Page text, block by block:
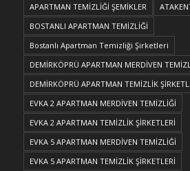
APARTMAN TEMİZLİĞİ ŞEMİKLER
BOSTANLI APARTMAN TEMİZLİĞİ
Bostanlı Apartman Temizliği Şirketleri
DEMİRKÖPRÜ APARTMAN MERDİVEN
DEMİRKÖPRÜ APARTMAN TEMİZLİK
EVKA 2 APARTMAN MERDİVEN TEMİZLİĞİ
EVKA 2 APARTMAN TEMİZLİK ŞİRKETLERİ
EVKA 5 APARTMAN MERDİVEN TEMİZLİĞİ
EVKA 5 APARTMAN TEMİZLİK ŞİRKETLERİ